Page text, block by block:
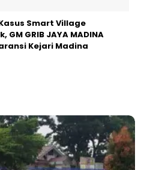
Smart Village
GM GRIB JAYA MADINA
Kejari Madina